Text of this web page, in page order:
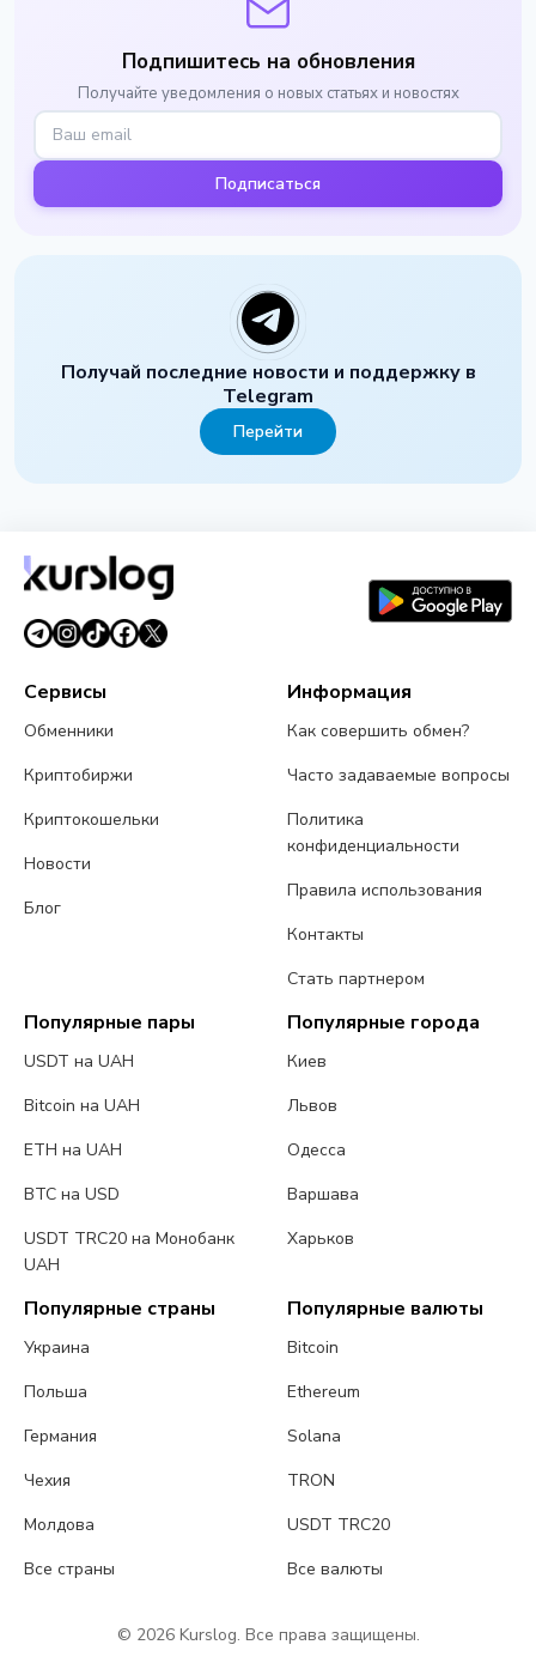
Подпишитесь на обновления
Получайте уведомления о новых статьях и новостях
Подписаться
Получай последние новости и поддержку в
Telegram
Перейти
Сервисы
Обменники
Криптобиржи
Криптокошельки
Новости
Блог
Информация
Как совершить обмен?
Часто задаваемые вопросы
Политика
конфиденциальности
Правила использования
Контакты
Стать партнером
Популярные пары
USDT на UAH
Bitcoin на UAH
ETH на UAH
BTC на USD
USDT TRC20 на Монобанк
UAH
Популярные города
Киев
Львов
Одесса
Варшава
Харьков
Популярные страны
Украина
Польша
Германия
Чехия
Молдова
Все страны
Популярные валюты
Bitcoin
Ethereum
Solana
TRON
USDT TRC20
Все валюты
© 2026 Kurslog. Все права защищены.